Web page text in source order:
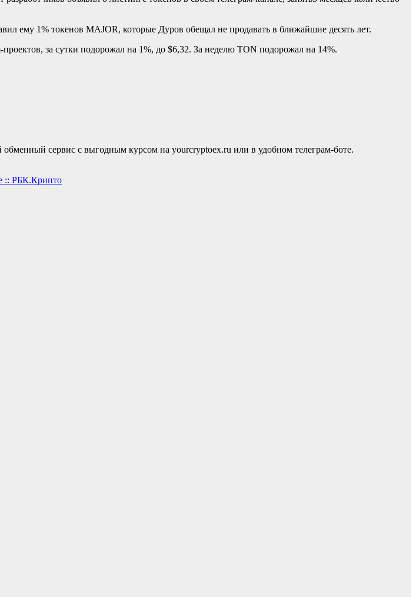
ему 1% токенов MAJOR, которые Дуров обещал не продавать в ближайшие десять лет.
за сутки подорожал на 1%, до $6,32. За неделю TON подорожал на 14%.
сервис с выгодным курсом на yourcryptoex.ru или в удобном телеграм-боте.
:: РБК.Крипто